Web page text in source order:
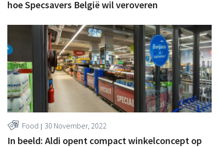
hoe Specsavers België wil veroveren
Food 30 November, 2022
In beeld: Aldi opent compact winkelconcept op